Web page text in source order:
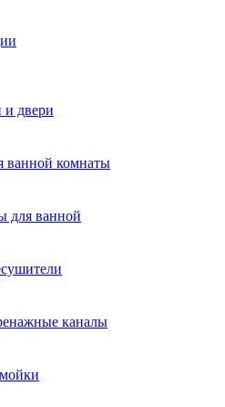
и двери
ванной комнаты
для ванной
каналы